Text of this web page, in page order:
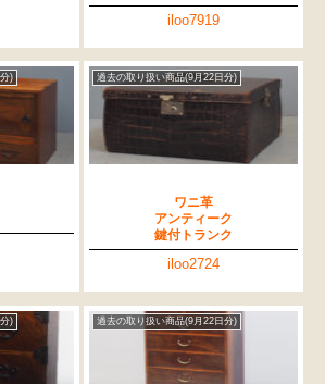
iloo7919
) 過去の取り扱い商品(9月22日分)
ワニ革
アンティーク
鍵付トランク
iloo2724
) 過去の取り扱い商品(9月22日分)